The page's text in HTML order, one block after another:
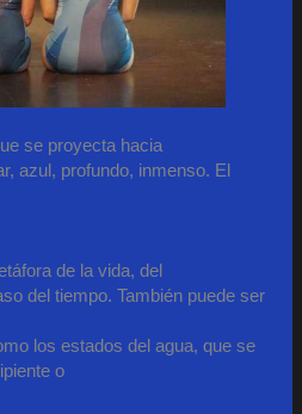
se proyecta hacia
azul, profundo, inmenso. El
de la vida, del
del tiempo. También puede ser
los estados del agua, que se
o